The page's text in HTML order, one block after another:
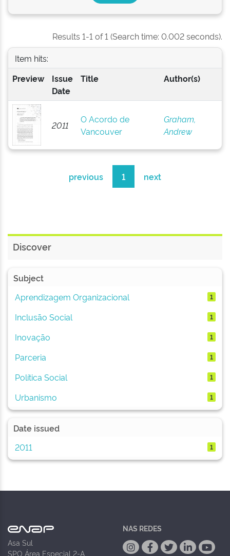
Results 1-1 of 1 (Search time: 0.002 seconds).
Item hits:
Preview
Issue
Date
Title Author(s)
2011
O Acordo de
Vancouver
Graham,
Andrew
previous 1 next
Discover
Subject
Aprendizagem Organizacional
1
Inclusão Social 1
Inovação 1
Parceria 1
Política Social 1
Urbanismo 1
Date issued
2011
1
Asa Sul
SPO Área Especial 2-A
NAS REDES